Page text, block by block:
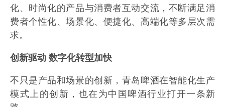
化、时尚化的产品与消费者互动交流，不断满足消
费者个性化、场景化、便捷化、高端化等多层次需
求。
创新驱动 数字化转型加快
不只是产品和场景的创新，青岛啤酒在智能化生产
模式上的创新，也在为中国啤酒行业打开一条新